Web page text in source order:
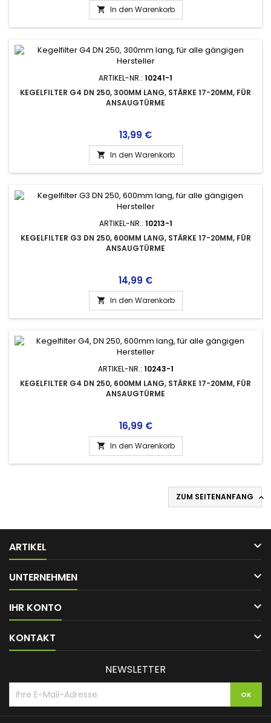
 In den Warenkorb
ARTIKEL-NR.: 10241-1
KEGELFILTER G4 DN 250, 300MM LANG, STÄRKE 17-20MM, FÜR
ANSAUGTÜRME
Preis
13,99 €
 In den Warenkorb
ARTIKEL-NR.: 10213-1
KEGELFILTER G3 DN 250, 600MM LANG, STÄRKE 17-20MM, FÜR
ANSAUGTÜRME
Preis
14,99 €
 In den Warenkorb
ARTIKEL-NR.: 10243-1
KEGELFILTER G4 DN 250, 600MM LANG, STÄRKE 17-20MM, FÜR
ANSAUGTÜRME
Preis
16,99 €
 In den Warenkorb
ZUM SEITENANFANG 
ARTIKEL 
UNTERNEHMEN 
IHR KONTO 
KONTAKT 
NEWSLETTER